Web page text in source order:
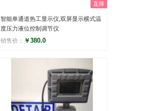
直降
智能单通道热工显示仪,双屏显示横式温
度压力液位控制调节仪
销售价： ￥380.0
评分